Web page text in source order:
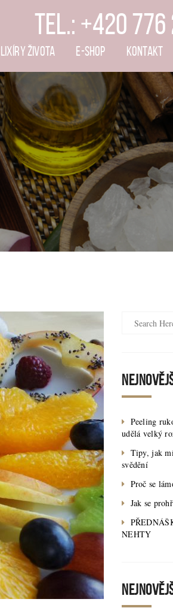
ŽIVOTA E-SHOP KONTAKT
TEL.: +420
Peeling
udělá velký
Tipy, jak
svědění
Proč se
Jak se
NEHTY